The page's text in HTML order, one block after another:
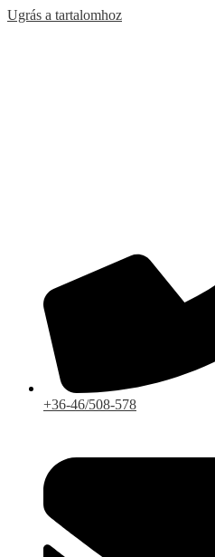
Ugrás a tartalomhoz
+36-46/508-578